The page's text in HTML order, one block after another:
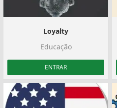
Loyalty
Educação
ENTRAR